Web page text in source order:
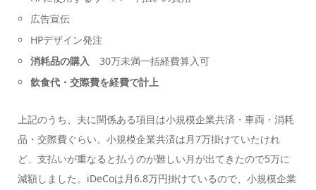
広告宣伝
HPデザイン発注
消耗品の購入
30万未満一括経費算入可
飲食代・交際費を経費で計上
上記のうち、夫に関係ある項目は小規模企業共済・車両・消耗
品・交際費ぐらい。小規模企業共済は月7万掛けていたけれ
ど、支払いが重なると払うのが難しい月が出てきたので5万に
減額しました。iDeCoは月6.8万円掛けているので、小規模企業